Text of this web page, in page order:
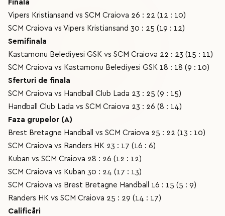
Finala
Vipers Kristiansand vs SCM Craiova 26 : 22 (12 : 10)
SCM Craiova vs Vipers Kristiansand 30 : 25 (19 : 12)
Semifinala
Kastamonu Belediyesi GSK vs SCM Craiova 22 : 23 (15 : 11)
SCM Craiova vs Kastamonu Belediyesi GSK 18 : 18 (9 : 10)
Sferturi de finala
SCM Craiova vs Handball Club Lada 23 : 25 (9 : 15)
Handball Club Lada vs SCM Craiova 23 : 26 (8 : 14)
Faza grupelor (A)
Brest Bretagne Handball vs SCM Craiova 25 : 22 (13 : 10)
SCM Craiova vs Randers HK 23 : 17 (16 : 6)
Kuban vs SCM Craiova 28 : 26 (12 : 12)
SCM Craiova vs Kuban 30 : 24 (17 : 13)
SCM Craiova vs Brest Bretagne Handball 16 : 15 (5 : 9)
Randers HK vs SCM Craiova 25 : 29 (14 : 17)
Calificări